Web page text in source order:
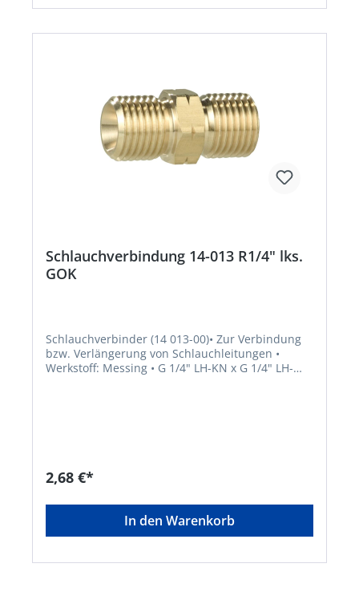
Schlauchverbindung 14-013 R1/4" lks.
GOK
Schlauchverbinder (14 013-00)• Zur Verbindung
bzw. Verlängerung von Schlauchleitungen •
Werkstoff: Messing • G 1/4" LH-KN x G 1/4" LH-
2,68 €*
In den Warenkorb